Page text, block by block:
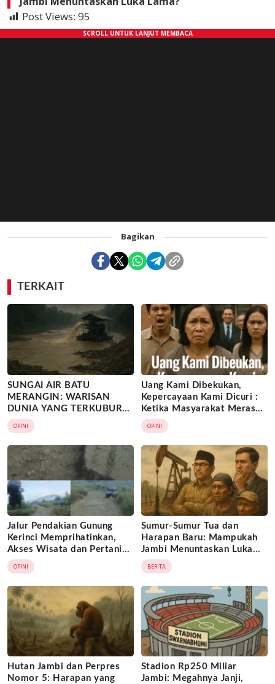
Post Views: 95
Bagikan
TERKAIT
SUNGAI AIR BATU
MERANGIN: WARISAN
DUNIA YANG TERKUBUR
TAMBANG ILEGAL
OPINI
Uang Kami Dibekukan,
Kepercayaan Kami Dicuri :
Ketika Masyarakat Merasa
Dirugikan dan Mulai Hilang
Kepercayaan dari Kebijakan
Sepihak
OPINI
Jalur Pendakian Gunung
Kerinci Memprihatinkan,
Akses Wisata dan Pertanian
Terganggu
OPINI
Sumur-Sumur Tua dan
Harapan Baru: Mampukah
Jambi Menuntaskan Luka
Lama?
BERITA
Hutan Jambi dan Perpres
Nomor 5: Harapan yang
Stadion Rp250 Miliar
Jambi: Megahnya Janji,